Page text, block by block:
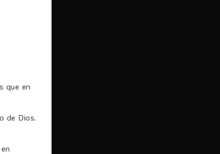
que en
de Dios.